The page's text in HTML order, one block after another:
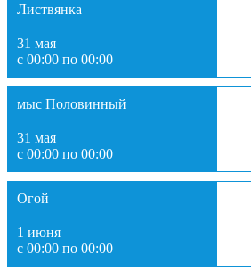
Листвянка
31 мая
с 00:00 по 00:00
мыс Половинный
31 мая
с 00:00 по 00:00
Огой
1 июня
с 00:00 по 00:00